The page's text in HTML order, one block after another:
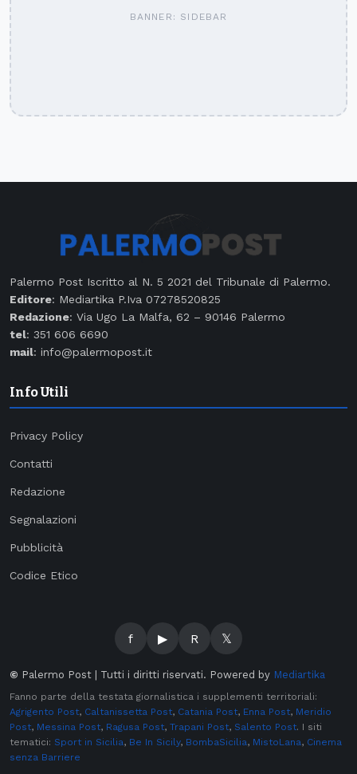
BANNER: SIDEBAR
Palermo Post Iscritto al N. 5 2021 del Tribunale di Palermo.
Editore: Mediartika P.Iva 07278520825
Redazione: Via Ugo La Malfa, 62 – 90146 Palermo
tel: 351 606 6690
mail: info@palermopost.it
Info Utili
Privacy Policy
Contatti
Redazione
Segnalazioni
Pubblicità
Codice Etico
f ▶ R 𝕏
© Palermo Post | Tutti i diritti riservati. Powered by Mediartika
Fanno parte della testata giornalistica i supplementi territoriali:
Agrigento Post, Caltanissetta Post, Catania Post, Enna Post, Meridio
Post, Messina Post, Ragusa Post, Trapani Post, Salento Post. I siti
tematici: Sport in Sicilia, Be In Sicily, BombaSicilia, MistoLana, Cinema
senza Barriere